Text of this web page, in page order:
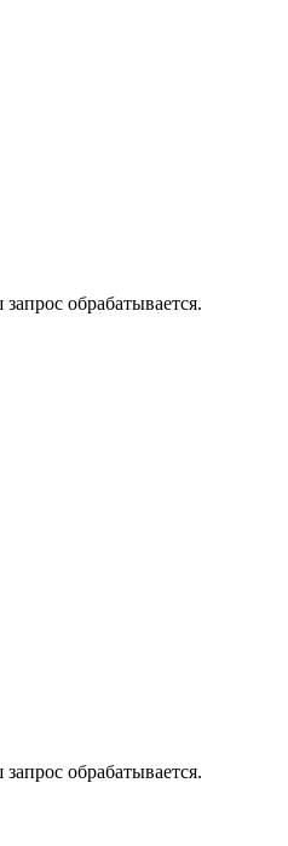
обрабатывается.
обрабатывается.